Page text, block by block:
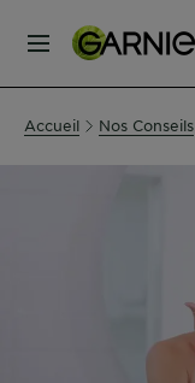
MENU
SOINS
COLORATION
Accueil Nos Conseils